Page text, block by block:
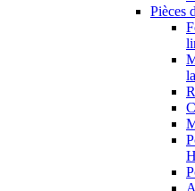
Pièces